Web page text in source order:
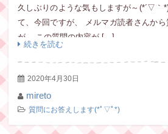
久しぶりのような気もしますが～(*´▽｀
て、今回ですが、 メルマガ読者さんか
が、 この質問の内容が […]
続きを読む
2020年4月30日
mireto
質問にお答えします(*ﾟ▽ﾟ*)